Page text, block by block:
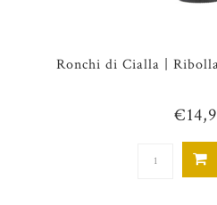
Ronchi di Cialla |